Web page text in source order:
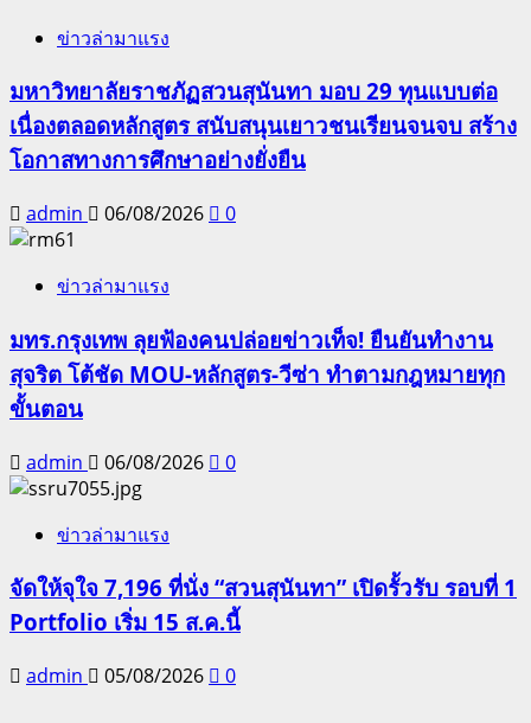
ข่าวล่ามาแรง
มหาวิทยาลัยราชภัฏสวนสุนันทา มอบ 29 ทุนแบบต่อ
เนื่องตลอดหลักสูตร สนับสนุนเยาวชนเรียนจนจบ สร้าง
โอกาสทางการศึกษาอย่างยั่งยืน
admin 06/08/2026 0
ข่าวล่ามาแรง
มทร.กรุงเทพ ลุยฟ้องคนปล่อยข่าวเท็จ! ยืนยันทำงาน
สุจริต โต้ชัด MOU-หลักสูตร-วีซ่า ทำตามกฎหมายทุก
ขั้นตอน
admin 06/08/2026 0
ข่าวล่ามาแรง
จัดให้จุใจ 7,196 ที่นั่ง “สวนสุนันทา” เปิดรั้วรับ รอบที่ 1
Portfolio เริ่ม 15 ส.ค.นี้
admin 05/08/2026 0